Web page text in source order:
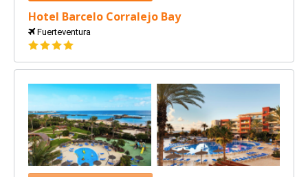
Hotel Barcelo Corralejo Bay
Fuerteventura
4